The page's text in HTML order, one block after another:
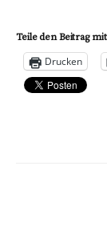
Teile den Beitrag
Drucken